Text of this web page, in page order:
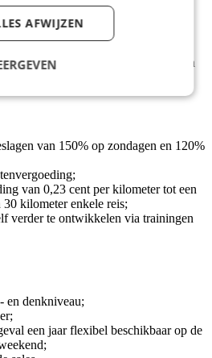
in Spijkenisse krijg je de kans
inspirerende omgeving. Je bent in
Daarnaast kun je dit werk voor een
van 150% op zondagen en 120%
van 0,23 cent per kilometer tot een
kilometer enkele reis;
verder te ontwikkelen via trainingen
en denkniveau;
een jaar flexibel beschikbaar op de
AFWIJZEN